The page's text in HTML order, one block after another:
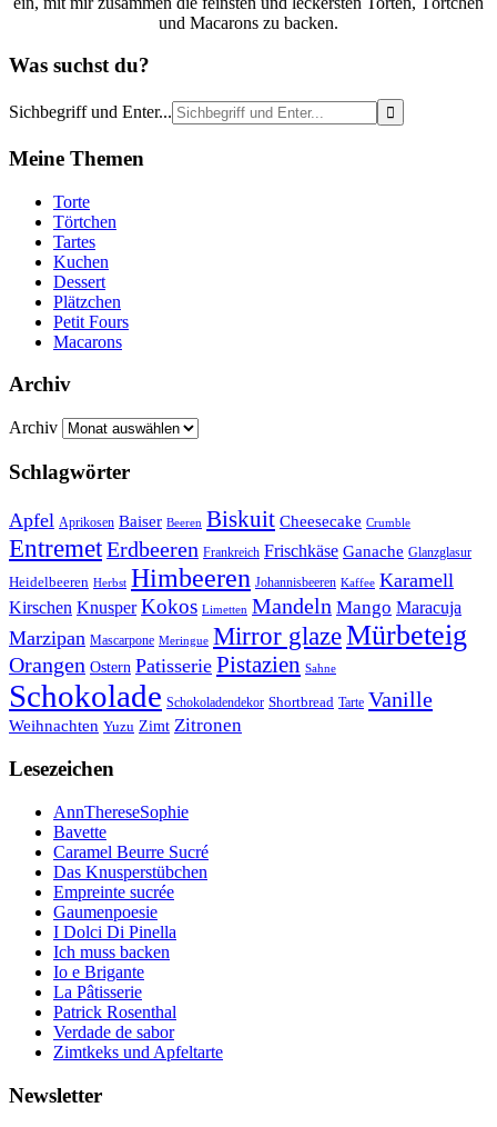
und Macarons zu backen.
Was suchst du?
Sichbegriff und Enter...
Meine Themen
Torte
Törtchen
Tartes
Kuchen
Dessert
Plätzchen
Petit Fours
Macarons
Archiv
Archiv
Schlagwörter
Apfel Aprikosen Baiser Beeren Biskuit Cheesecake Crumble
EntremetErdbeeren Frankreich Frischkäse Ganache Glanzglasur
Heidelbeeren Herbst Himbeeren Johannisbeeren Kaffee Karamell
Kirschen Knusper Kokos Limetten Mandeln Mango Maracuja
Marzipan Mascarpone Meringue Mirror glazeMürbeteig
Orangen Ostern Patisserie Pistazien Sahne
Schokolade Schokoladendekor Shortbread Tarte Vanille
Weihnachten Yuzu Zimt Zitronen
Lesezeichen
AnnThereseSophie
Bavette
Caramel Beurre Sucré
Das Knusperstübchen
Empreinte sucrée
Gaumenpoesie
I Dolci Di Pinella
Ich muss backen
Io e Brigante
La Pâtisserie
Patrick Rosenthal
Verdade de sabor
Zimtkeks und Apfeltarte
Newsletter